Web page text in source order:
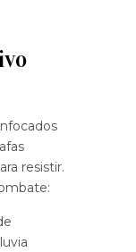
resistir.